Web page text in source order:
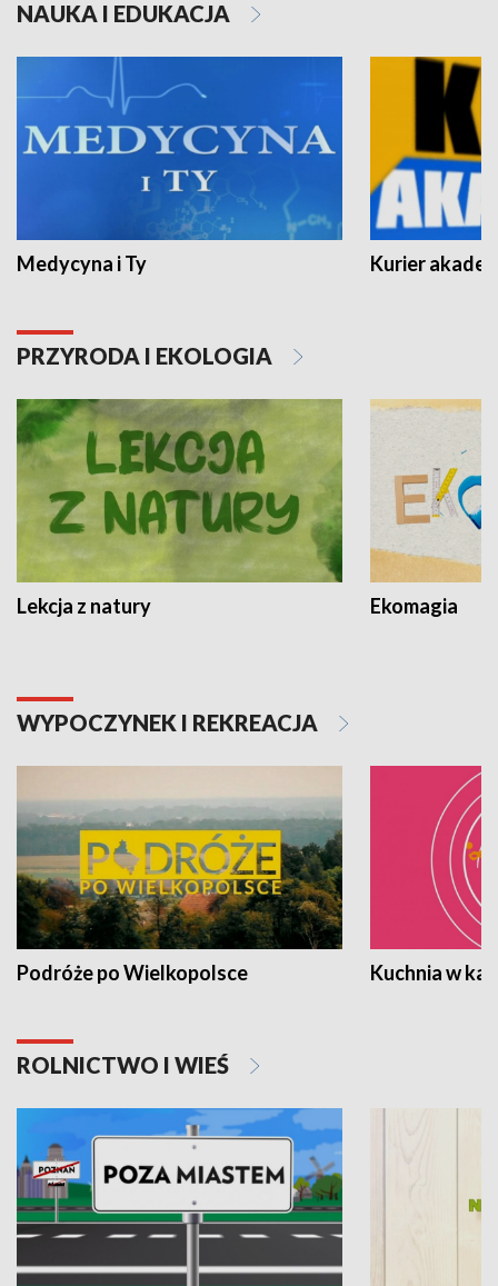
NAUKA I EDUKACJA
Medycyna i Ty Kurier
PRZYRODA I EKOLOGIA
Lekcja z natury Ekomagia
WYPOCZYNEK I REKREACJA
Podróże po Wielkopolsce Kuchnia w
ROLNICTWO I WIEŚ